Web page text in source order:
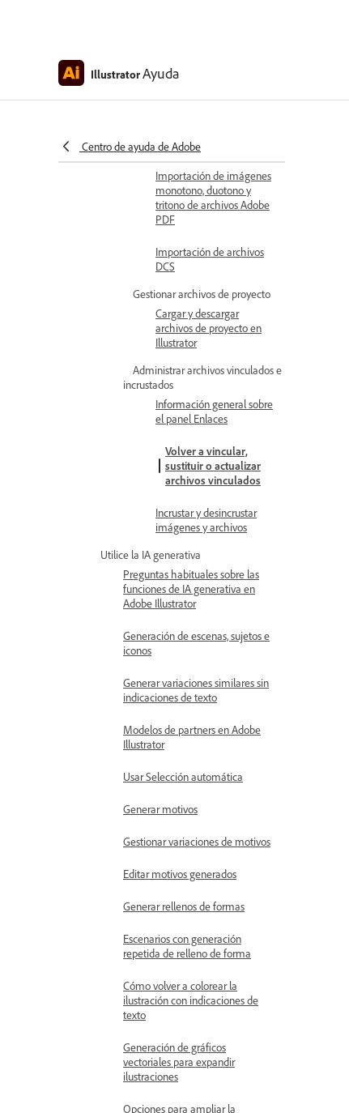
IllustratorAyuda
Centro de ayuda de Adobe
Colocar archivos adobe
AutoCAD
Importación de imágenes
monotono, duotono y
tritono de archivos Adobe
PDF
Importación de archivos
DCS
Gestionar archivos de proyecto
Cargar y descargar
archivos de proyecto en
Illustrator
Administrar archivos vinculados e
incrustados
Información general sobre
el panel Enlaces
Volver a vincular,
sustituir o actualizar
archivos vinculados
Incrustar y desincrustar
imágenes y archivos
Utilice la IA generativa
Preguntas habituales sobre las
funciones de IA generativa en
Adobe Illustrator
Generación de escenas, sujetos e
iconos
Generar variaciones similares sin
indicaciones de texto
Modelos de partners en Adobe
Illustrator
Usar Selección automática
Generar motivos
Gestionar variaciones de motivos
Editar motivos generados
Generar rellenos de formas
Escenarios con generación
repetida de relleno de forma
Cómo volver a colorear la
ilustración con indicaciones de
texto
Generación de gráficos
vectoriales para expandir
ilustraciones
Opciones para ampliar la